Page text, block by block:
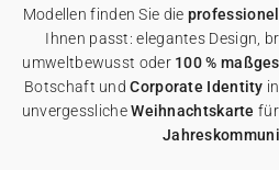
Weihnachtliche Karten
Originelle Weihnachtskarten
Karten mit Blumensamen
Weihnachtskarten-Video Premium
Karte mit zwei Schokoladen
★ Gratis Musterkarten
★ Angebot anfragen
Geschenkgutscheine
Danksagungskarten
Modellen finden Sie die
Ihnen passt: elegantes Design,
umweltbewusst oder 100 %
Botschaft undCorporate Identity
unvergesslicheWeihnachtskarte